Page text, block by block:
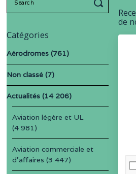
de
Catégories
Aérodromes (761)
Non classé (7)
Actualités (14 206)
Aviation légère et UL
(4 981)
Aviation commerciale et
d'affaires (3 447)